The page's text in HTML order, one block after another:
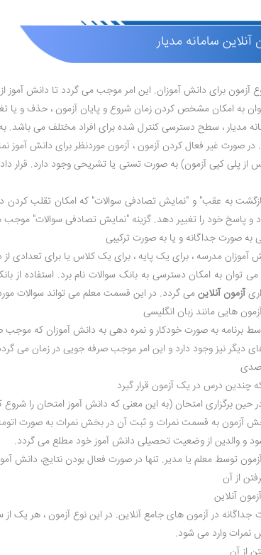
سامانه مدیار
برای دانش آموزان. این امر موجب می گردد تا دانش آموز از
به امکان مشخص کردن زمان شروع و پایان آزمون ، حذف و یا
مدیار ، سطح دسترسی کنترل شده برای افراد مختلف می باشد.
در صورت غیر فعال کردن آزمون ، آزمون موردنظر برای دانش آموز
از پلی کپی آزمون) به صورت تستی یا تشریحی وجود دارد. قرار
به عقب" و "نمایش تصادفی سوالات" که امکان تقلب کردن
و پاسخ خود را تغییر دهد. گزینه "نمایش تصادفی سوالات"
به صورت جداگانه و یا به صورت ترکیبی
آموزان مدرسه ، برای یک پایه ، برای یک کلاس یا برای تعدادی
می توان به امکان دسترسی به بانک سوالات نام برد. استفاده از
آزمون آنلاینمی گردد. در این قسمت معلم می تواند سوالات
هایی مانند زبان انگلیسی
برنامه به صورت خودکار و نمره دهی به دانش آموزان که
دیگر نیز وجود دارد و این امر موجب صرفه جویی در زمان می
چندین درس در یک آزمون قرار گیرد
حین برگزاری امتحان (به این معنی که دانش آموز امتحان را
آزمون به قسمت نمرات و ثبت آن در بخش نمرات به صورت
و والدین از وضعیت تحصیلی دانش آموز خود مطلع می گردد.
توسط معلم یا مدیر. تنها در صورت فعال بودن نتایج، دانش
از آن
آنلاین
در آزمون های جامع آنلاین. در این نوع آزمون ، هر یک
نمرات وارد می شود.